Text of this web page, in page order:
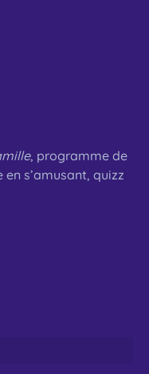
, programme de
s’amusant, quizz